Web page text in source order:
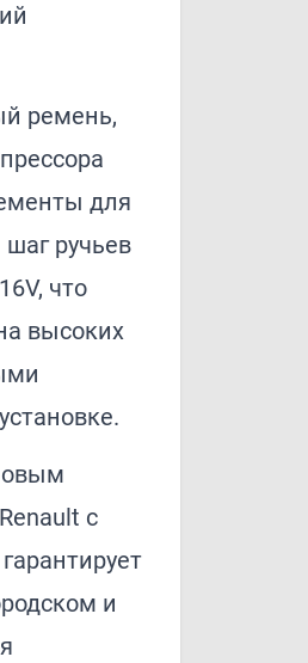
ремень,
для
ручьев
что
высоких
с
и